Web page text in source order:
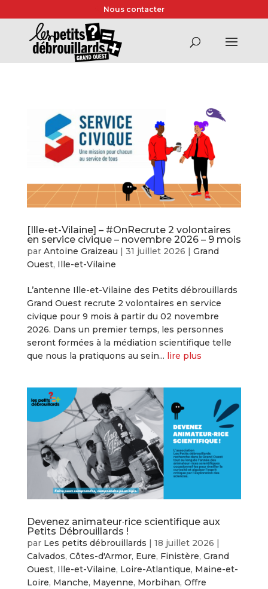
Nous contacter
[Ille-et-Vilaine] – #OnRecrute 2 volontaires
en service civique – novembre 2026 – 9 mois
par Antoine Graizeau 31 juillet 2026
Grand
Ouest, Ille-et-Vilaine
L’antenne Ille-et-Vilaine des Petits débrouillards
Grand Ouest recrute 2 volontaires en service
civique pour 9 mois à partir du 02 novembre
2026. Dans un premier temps, les personnes
seront formées à la médiation scientifique telle
que nous la pratiquons au sein... lire plus
Devenez animateur·rice scientifique aux
Petits Débrouillards !
par Les petits débrouillards | 18 juillet 2026 |
Calvados, Côtes-d'Armor, Eure, Finistère, Grand
Ouest, Ille-et-Vilaine, Loire-Atlantique, Maine-et-
Loire, Manche, Mayenne, Morbihan, Offre